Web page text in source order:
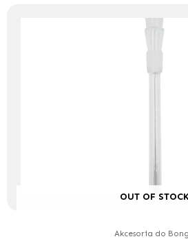
OUT OF
Akcesoria do
cena
14.95zł.